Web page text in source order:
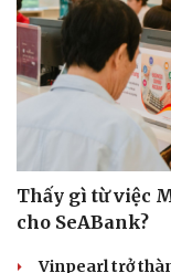
Thấy gì từ việc
cho SeABank?
Vinpearl trở